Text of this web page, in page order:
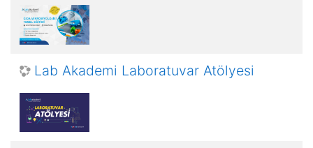
Lab Akademi Laboratuvar Atölyesi